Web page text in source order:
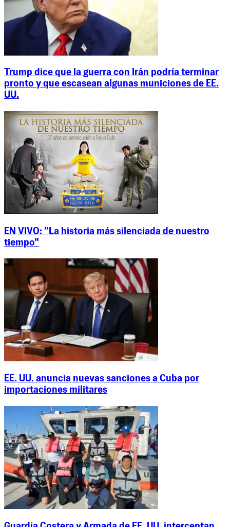
Trump dice que la guerra con Irán podría terminar
pronto y que escasean algunas municiones de EE.
UU.
EN VIVO: "La historia más silenciada de nuestro
tiempo"
EE. UU. anuncia nuevas sanciones a Cuba por
importaciones militares